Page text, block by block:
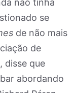
não tinha
se
de não mais
de
disse que
abordando